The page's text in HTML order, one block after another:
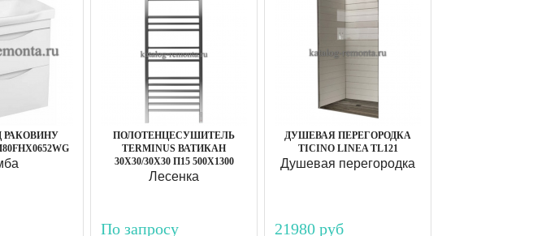
РАКОВИНУ
ПОЛОТЕНЦЕСУШИТЕЛЬ
TERMINUS ВАТИКАН
30Х30/30Х30 П15 500Х1300
Лесенка
По запросу
ДУШЕВАЯ ПЕРЕГОРОДКА
TICINO LINEA TL121
Душевая перегородка
21980 руб